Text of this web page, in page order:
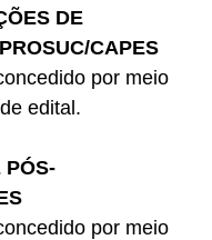
DE
/CAPES
por meio
edital.
PÓS-
por meio